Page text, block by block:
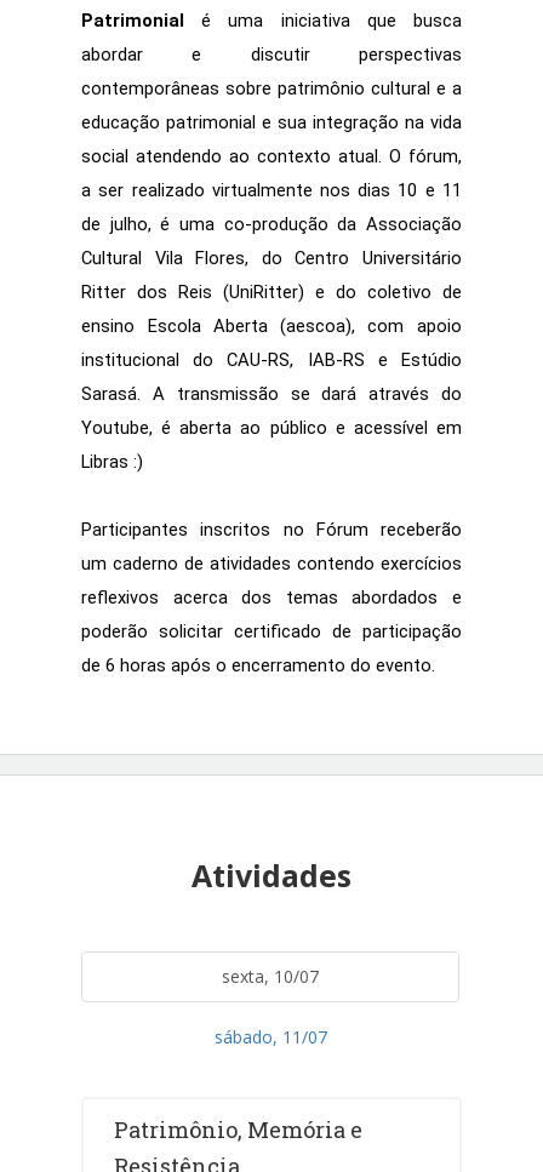
Patrimonial é uma iniciativa que busca
abordar e discutir perspectivas
contemporâneas sobre patrimônio cultural e a
educação patrimonial e sua integração na vida
social atendendo ao contexto atual. O fórum,
a ser realizado virtualmente nos dias 10 e 11
de julho, é uma co-produção da Associação
Cultural Vila Flores, do Centro Universitário
Ritter dos Reis (UniRitter) e do coletivo de
ensino Escola Aberta (aescoa), com apoio
institucional do CAU-RS, IAB-RS e Estúdio
Sarasá. A transmissão se dará através do
Youtube, é aberta ao público e acessível em
Libras :)
Participantes inscritos no Fórum receberão
um caderno de atividades contendo exercícios
reflexivos acerca dos temas abordados e
poderão solicitar certificado de participação
de 6 horas após o encerramento do evento.
Atividades
sexta, 10/07
sábado, 11/07
Patrimônio, Memória e
Resistência